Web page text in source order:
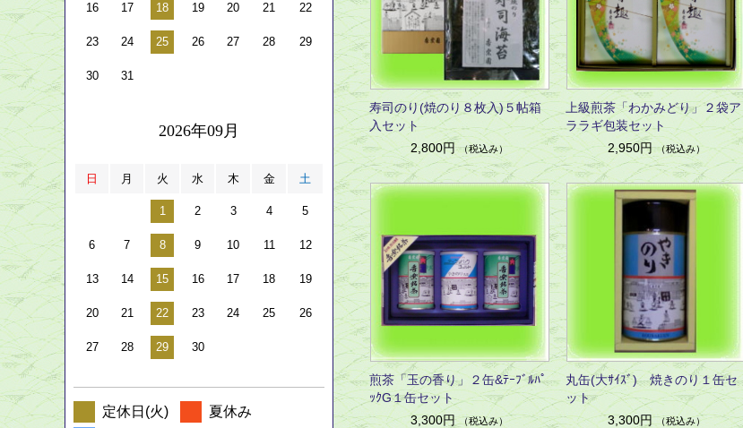
寿司のり(焼のり８枚入)５帖箱
入セット
2,800円 （税込み）
上級煎茶「わかみどり」２袋ア
ララギ包装セット
2,950円 （税込み）
煎茶「玉の香り」２缶&ﾃｰﾌﾞﾙﾊﾟ
ｯｸG１缶セット
3,300円 （税込み）
丸缶(大ｻｲｽﾞ) 焼きのり１缶セ
ット
3,300円 （税込み）
16 17 18 19 20 21 22
23 24 25 26 27 28 29
30 31
2026年09月
日 月 火 水 木 金 土
1 2 3 4 5
6 7 8 9 10 11 12
13 14 15 16 17 18 19
20 21 22 23 24 25 26
27 28 29 30
定休日(火)
夏休み